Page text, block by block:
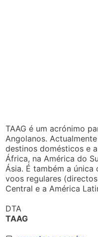
TAAG é um acrónimo
Angolanos.
destinos domésticos e
África, na América do
Ásia. É também a única
voos regulares
Central e a América
DTA
TAAG